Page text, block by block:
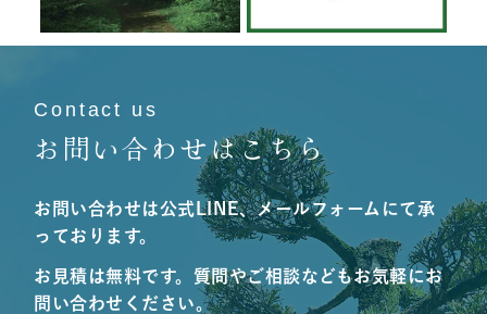
6月 19
Contact us
お問い合わせはこちら
お問い合わせは公式LINE、メールフォームにて承
っております。
お見積は無料です。質問やご相談などもお気軽にお
問い合わせください。